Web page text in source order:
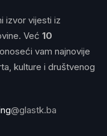
izvor vijesti iz
Već 10
vam najnovije
kulture i društvenog
@glastk.ba